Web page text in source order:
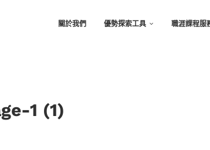
關於我們 優勢探索工具 職涯課程服
1 (1)